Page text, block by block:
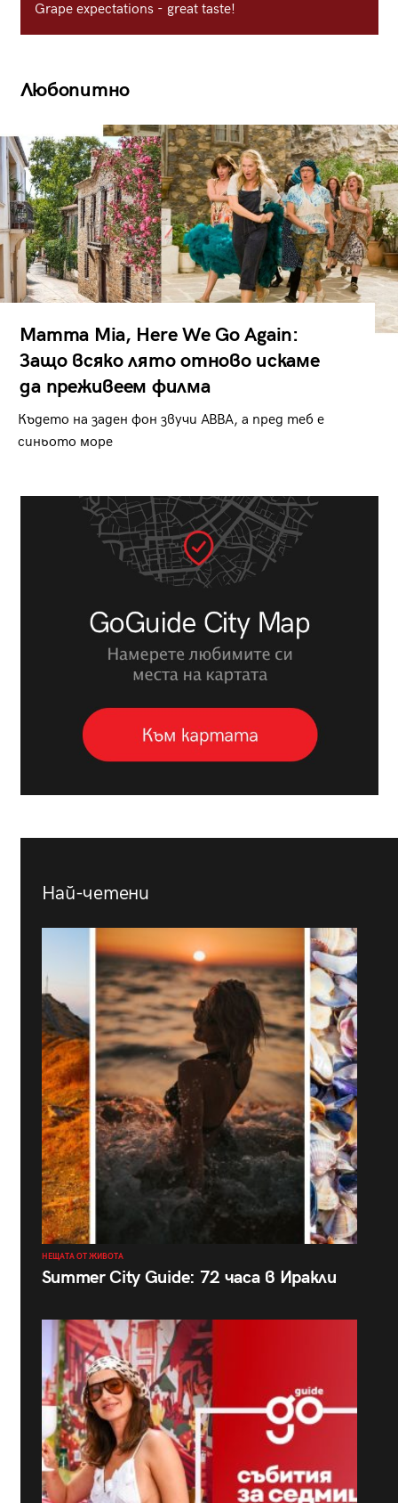
Grape expectations - great taste!
Любопитно
Mamma Mia, Here We Go Again:
Защо всяко лято отново искаме
да преживеем филма
Където на заден фон звучи ABBA, а пред теб е
синьото море
Най-четени
НЕЩАТА ОТ ЖИВОТА
Summer City Guide: 72 часа в Иракли